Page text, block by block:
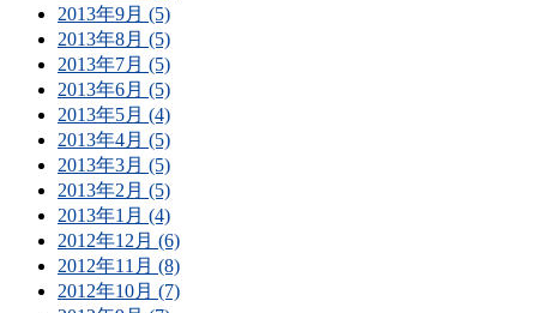
2013年9月 (5)
2013年8月 (5)
2013年7月 (5)
2013年6月 (5)
2013年5月 (4)
2013年4月 (5)
2013年3月 (5)
2013年2月 (5)
2013年1月 (4)
2012年12月 (6)
2012年11月 (8)
2012年10月 (7)